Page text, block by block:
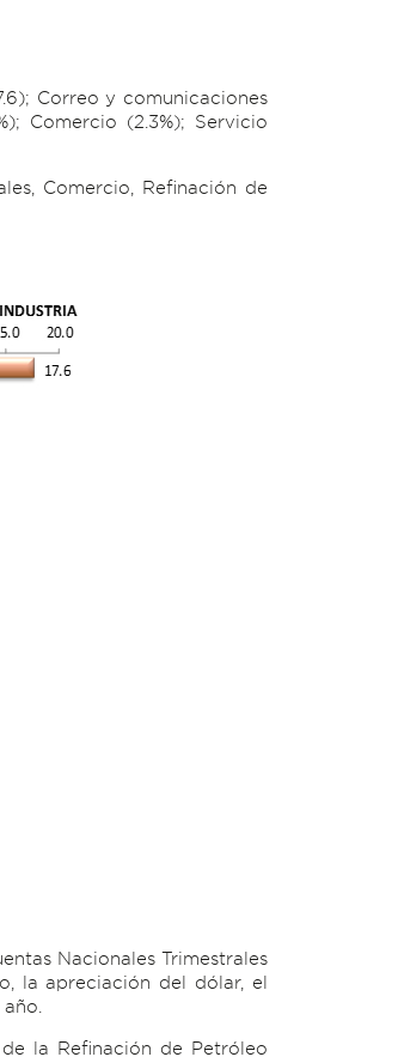
Correo y comunicaciones
Comercio (2.3%); Servicio
Comercio, Refinación de
Nacionales Trimestrales
la apreciación del dólar, el
la Refinación de Petróleo